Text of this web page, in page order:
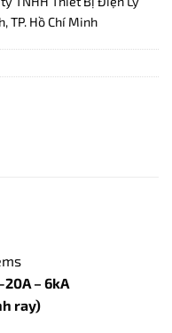
TP. Hồ Chí Minh
20A – 6kA
ray)